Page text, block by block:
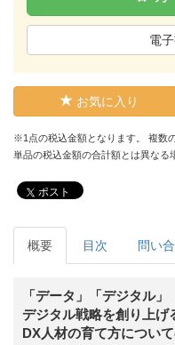
電
お気に入り
※1点の税込金額となります。 複数
単品の税込金額の合計額とは異なる
ポスト
概要 目次 問い
「データ」「デジタル
デジタル戦略を創り上げ
DX人材の育て方につい